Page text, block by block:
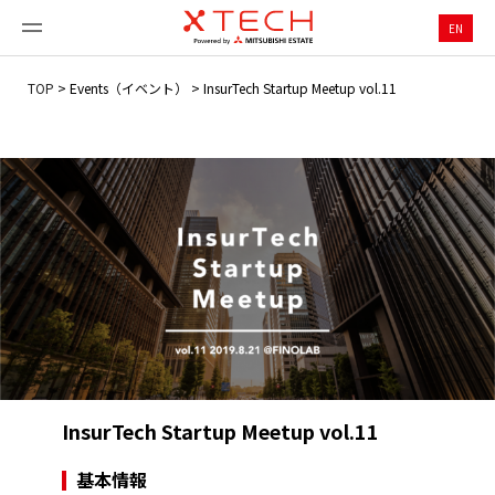
EN
TOP > Events（イベント） > InsurTech Startup Meetup vol.11
InsurTech Startup Meetup vol.11
基本情報